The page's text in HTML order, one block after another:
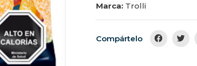
Marca: Trolli
Compártelo